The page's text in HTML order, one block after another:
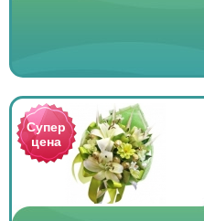
Супер
цена